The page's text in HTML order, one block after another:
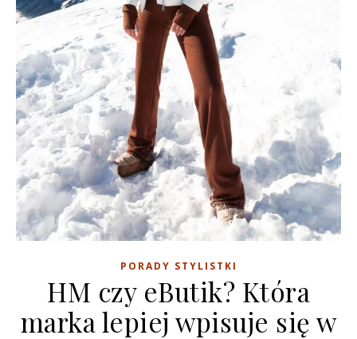
PORADY STYLISTKI
HM czy eButik? Która
marka lepiej wpisuje się w